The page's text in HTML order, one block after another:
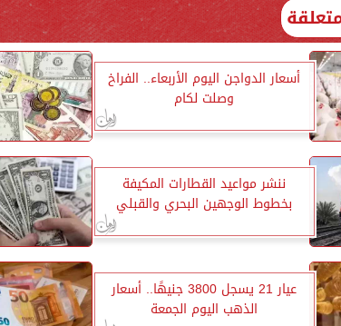
أسعار الدواجن اليوم الأربعاء.. الفراخ
وصلت لكام
ننشر مواعيد القطارات المكيفة
بخطوط الوجهين البحري والقبلي
عيار 21 يسجل 3800 جنيهًا.. أسعار
الذهب اليوم الجمعة